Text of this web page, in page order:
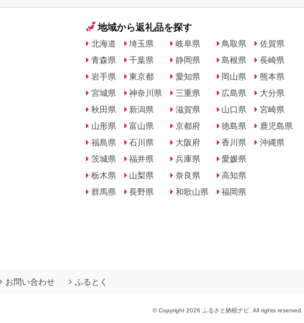
地域から返礼品を探す
北海道
青森県
岩手県
宮城県
秋田県
山形県
福島県
茨城県
栃木県
群馬県
埼玉県
千葉県
東京都
神奈川県
新潟県
富山県
石川県
福井県
山梨県
長野県
岐阜県
静岡県
愛知県
三重県
滋賀県
京都府
大阪府
兵庫県
奈良県
和歌山県
鳥取県
島根県
岡山県
広島県
山口県
徳島県
香川県
愛媛県
高知県
福岡県
佐賀県
長崎県
熊本県
大分県
宮崎県
鹿児島県
沖縄県
お問い合わせ ふるとく
© Copyright 2026 ふるさと納税ナビ. All rights reserved.